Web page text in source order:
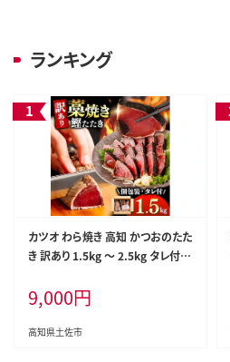
ランキング
カツオ わら焼き 高知 かつおのたた
き 訳あり 1.5kg ～ 2.5kg タレ付き
き 藁焼き 訳アリ 鰹タタキ 鰹たたき
不揃い 規格外 鰹 刺身 刺し身 さし
み 海鮮 わら焼き 冷凍 小分け 高知
9,000円
高知県土佐市